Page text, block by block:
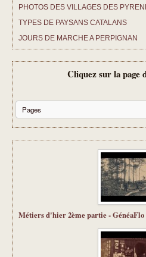
ALBUM PHOTOS
CHANSONS D ANTAN
TARIFS ET PRESTATIONS
CONTACT
PHOTOS DES VILLAGES DES
TYPES DE PAYSANS CATALANS
JOURS DE MARCHE A PERPIGNAN
Cliquez sur la page
Métiers d'hier 2ème partie - GénéaFlo